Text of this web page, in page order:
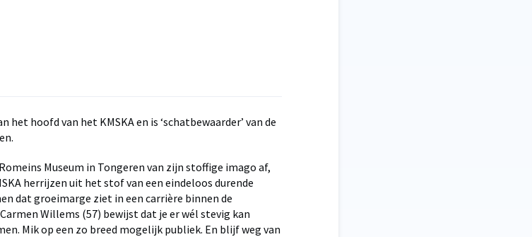
hoofd van het KMSKA en is ‘schatbewaarder’ van de
Museum in Tongeren van zijn stoffige imago af,
herrijzen uit het stof van een eindeloos durende
dat groeimarge ziet in een carrière binnen de
Willems (57) bewijst dat je er wél stevig kan
Mik op een zo breed mogelijk publiek. En blijf weg van